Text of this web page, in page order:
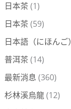
日本茶 (1)
日本茶 (59)
日本語（にほんご）
普洱茶 (14)
最新消息 (360)
杉林溪烏龍(12)